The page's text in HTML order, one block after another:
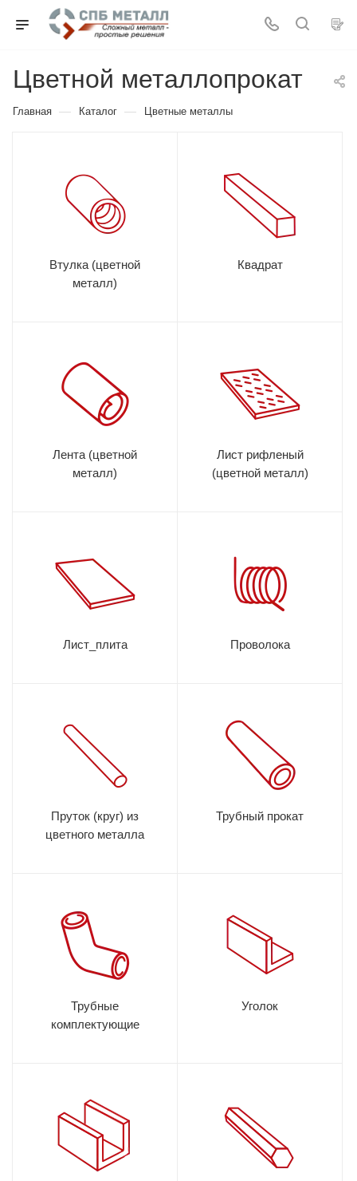
Цветной металлопрокат
Главная — Каталог — Цветные металлы
Втулка (цветной
металл)
Квадрат
Лента (цветной
металл)
Лист рифленый
(цветной металл)
Лист_плита Проволока
Пруток (круг) из
цветного металла
Трубный прокат
Трубные
комплектующие
Уголок